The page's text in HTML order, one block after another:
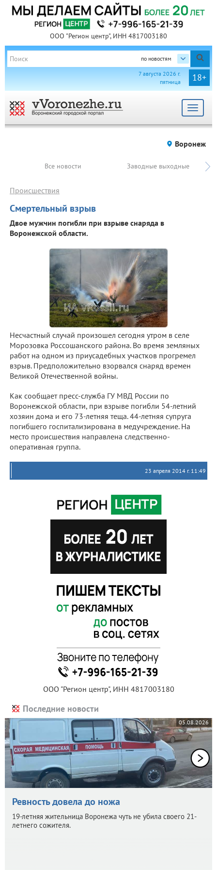
ООО "Регион центр", ИНН 4817003180
по новостям
18+
7 августа 2026 г.
пятница
Toggle
Воронеж
Все новости Заводные выходные
Смертельный взрыв
Происшествия
Двое мужчин погибли при взрыве снаряда в
Воронежской области.
Несчастный случай произошел сегодня утром в селе
Морозовка Россошанского района. Во время земляных
работ на одном из приусадебных участков прогремел
взрыв. Предположительно взорвался снаряд времен
Великой Отечественной войны.
Как сообщает пресс-служба ГУ МВД России по
Воронежской области, при взрыве погибли 54-летний
хозяин дома и его 73-летняя теща. 44-летняя супруга
погибшего госпитализирована в медучреждение. На
место происшествия направлена следственно-
оперативная группа.
23 апреля 2014 г. 11:49
ООО "Регион центр", ИНН 4817003180
Последние новости
05.08.2026
Ревность довела до ножа
19-летняя жительница Воронежа чуть не убила своего 21-
летнего сожителя.